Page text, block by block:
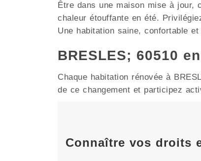
Être dans une maison mise à jour,
chaleur étouffante en été.
Une habitation saine, confortable
BRESLES; 60510
Chaque habitation rénovée à
de ce changement et participez
Connaître vos droits